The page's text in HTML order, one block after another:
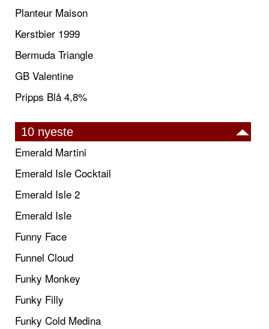
Planteur Maison
Kerstbier 1999
Bermuda Triangle
GB Valentine
Pripps Blå 4,8%
10 nyeste
Emerald Martini
Emerald Isle Cocktail
Emerald Isle 2
Emerald Isle
Funny Face
Funnel Cloud
Funky Monkey
Funky Filly
Funky Cold Medina